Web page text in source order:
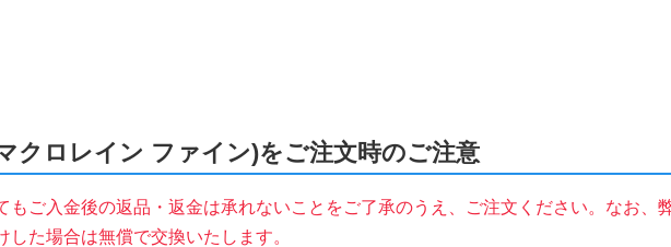
クロレイン ファイン)をご注文時のご注意
もご入金後の返品・返金は承れないことをご了承のうえ、ご注文ください。なお、
した場合は無償で交換いたします。